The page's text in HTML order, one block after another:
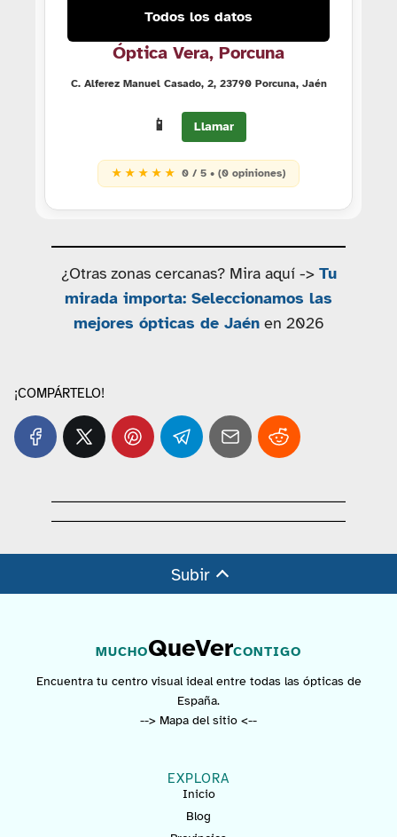
Todos los datos
Óptica Vera, Porcuna
C. Alferez Manuel Casado, 2, 23790 Porcuna, Jaén
📱 Llamar
★ ★ ★ ★ ★ 0 / 5 • (0 opiniones)
¿Otras zonas cercanas? Mira aquí -> Tu
mirada importa: Seleccionamos las
mejores ópticas de Jaénen 2026
¡COMPÁRTELO!
Subir
MUCHOQueVerCONTIGO
Encuentra tu centro visual ideal entre todas las ópticas de
España.
--> Mapa del sitio <--
EXPLORA
Inicio
Blog